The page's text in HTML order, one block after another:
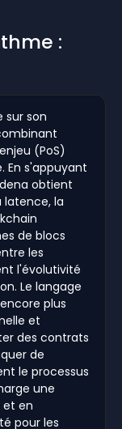
:
sur son
(PoS)
En s'appuyant
obtient
la
de blocs
les
l'évolutivité
Le langage
plus
et
des contrats
de
le processus
une
et en
pour les